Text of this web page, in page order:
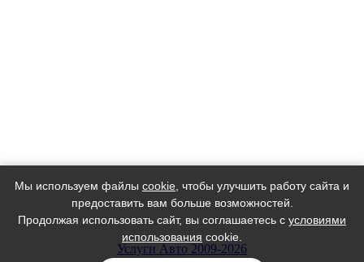
Услуги Авто 2009-2026
Мы используем файлы cookie , чтобы улучшить работу сайта и
предоставить вам больше возможностей.
Продолжая использовать сайт, вы соглашаетесь с условиями
использования cookie.